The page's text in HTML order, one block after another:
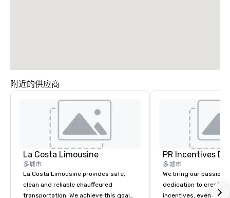
附近的供应商
La Costa Limousine
多城市
La Costa Limousine provides safe,
clean and reliable chauffeured
transportation. We achieve this goal
PR Incentives
多城市
We bring our passion,
dedication to create
incentives, events,